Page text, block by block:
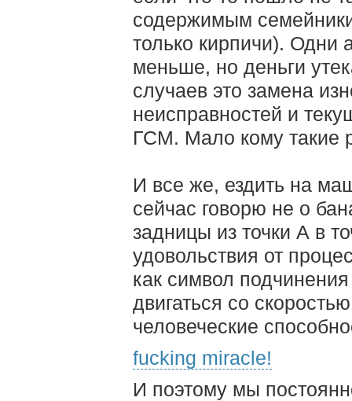
содержимым
только кирпичи). Одни
меньше, но деньги
случаев это замена
неисправностей и
ГСМ. Мало кому такие
И все же, ездить на
сейчас говорю не о
задницы из точки А в
удовольствия от
как символ
двигаться со
человеческие
fucking miracle!
И поэтому мы